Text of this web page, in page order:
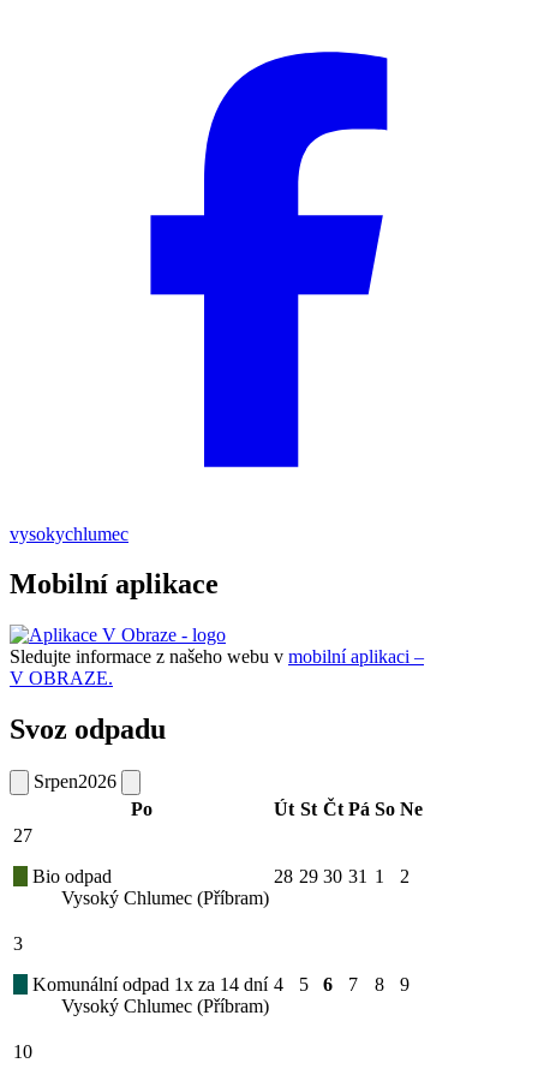
vysokychlumec
Mobilní aplikace
Sledujte informace z našeho webu v mobilní aplikaci –
V OBRAZE.
Svoz odpadu
Srpen2026
Po
Út St Čt Pá So Ne
27
Bio odpad
Vysoký Chlumec (Příbram)
28 29 30 31 1 2
3
Komunální odpad 1x za 14 dní
Vysoký Chlumec (Příbram)
4 5 6 7 8 9
10